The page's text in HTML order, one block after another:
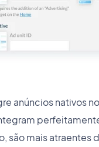
anúncios nativos
são mais atraentes